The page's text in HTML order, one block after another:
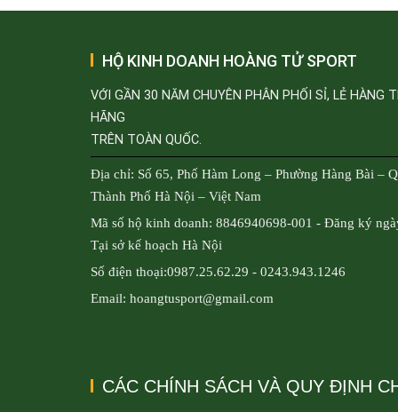
HỘ KINH DOANH HOÀNG TỬ SPORT
VỚI GẦN 30 NĂM CHUYÊN PHÂN PHỐI SỈ, LẺ HÀNG
HÃNG
TRÊN TOÀN QUỐC.
Địa chỉ: Số 65, Phố Hàm Long – Phường Hàng Bài –
Thành Phố Hà Nội – Việt Nam
Mã số hộ kinh doanh: 8846940698-001 - Đăng ký
Tại sở kế hoạch Hà Nội
Số điện thoại:0987.25.62.29 - 0243.943.1246
Email: hoangtusport@gmail.com
CÁC CHÍNH SÁCH VÀ QUY ĐỊNH